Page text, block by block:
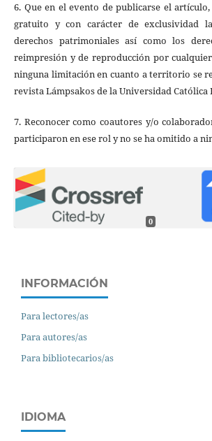
6. Que en el evento de publicarse el
gratuito y con carácter de exclusividad
derechos patrimoniales así como los
reimpresión y de reproducción por
ninguna limitación en cuanto a territorio se
revista Lámpsakos de la Universidad Católica
7. Reconocer como coautores y/o
participaron en ese rol y no se ha omitido a
0
INFORMACIÓN
Para lectores/as
Para autores/as
Para bibliotecarios/as
IDIOMA